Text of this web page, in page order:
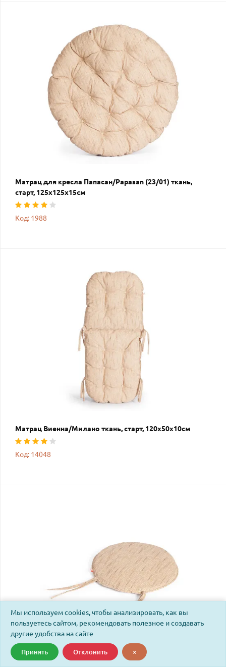
Матрац для кресла Папасан/Papasan (23/01) ткань,
старт, 125х125х15см
Код: 1988
Матрац Виенна/Милано ткань, старт, 120х50х10см
Код: 14048
Мы используем cookies, чтобы анализировать, как вы
пользуетесь сайтом, рекомендовать полезное и создавать
другие удобства на сайте
Принять Отклонить ×